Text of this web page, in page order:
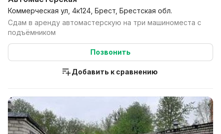
Коммерческая ул, 4к124, Брест, Брестская обл.
Сдам в аренду автомастерскую на три машиноместа с
подъёмником
Позвонить
Добавить к сравнению